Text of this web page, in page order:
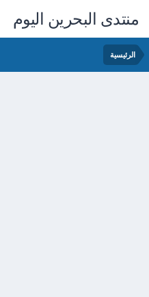
منتدى البحرين اليوم
الرئيسية